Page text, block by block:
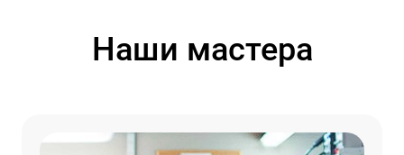
Наши мастера